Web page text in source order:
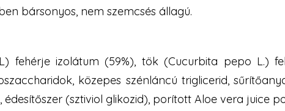
bársonyos, nem szemcsés állagú.
fehérje izolátum (59%), tök (Cucurbita pepo L.)
közepes szénláncú triglicerid,
(sztiviol glikozid), porított Aloe vera juice